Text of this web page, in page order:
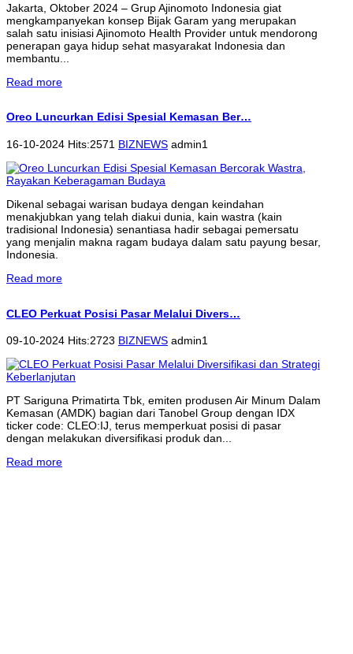
Jakarta, Oktober 2024 – Grup Ajinomoto Indonesia giat
mengkampanyekan konsep Bijak Garam yang merupakan
salah satu inisiasi Ajinomoto Health Provider untuk mendorong
penerapan gaya hidup sehat masyarakat Indonesia dan
membantu...
Read more
Oreo Luncurkan Edisi Spesial Kemasan Ber…
16-10-2024 Hits:2571 BIZNEWS admin1
Dikenal sebagai warisan budaya dengan keindahan
menakjubkan yang telah diakui dunia, kain wastra (kain
tradisional Indonesia) senantiasa hadir sebagai pemersatu
yang menjalin makna ragam budaya dalam satu payung besar,
Indonesia.
Read more
CLEO Perkuat Posisi Pasar Melalui Divers…
09-10-2024 Hits:2723 BIZNEWS admin1
PT Sariguna Primatirta Tbk, emiten produsen Air Minum Dalam
Kemasan (AMDK) bagian dari Tanobel Group dengan IDX
ticker code: CLEO:IJ, terus memperkuat posisi di pasar
dengan melakukan diversifikasi produk dan...
Read more